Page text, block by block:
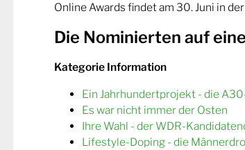
Online Awards findet am 30. Juni in
Die Nominierten auf
Kategorie Information
Ein Jahrhundertprojekt - die
Es war nicht immer der Osten
Ihre Wahl - der WDR-
Lifestyle-Doping - die